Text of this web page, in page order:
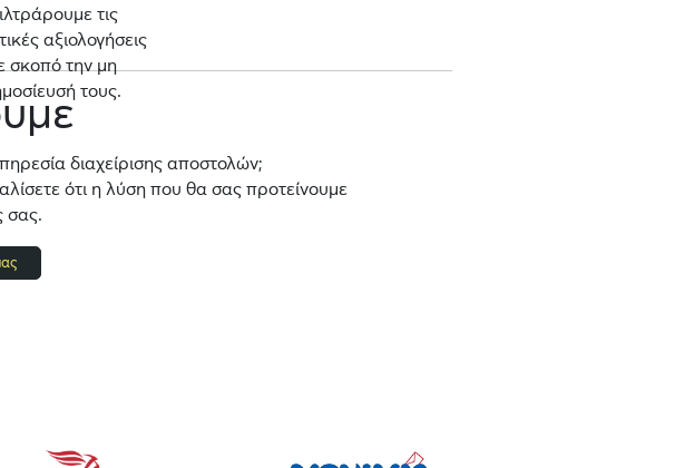
τις
αξιολογήσεις
σκοπό την μη
τους.
διαχείρισης αποστολών;
ότι η λύση που θα σας προτείνουμε
σας.